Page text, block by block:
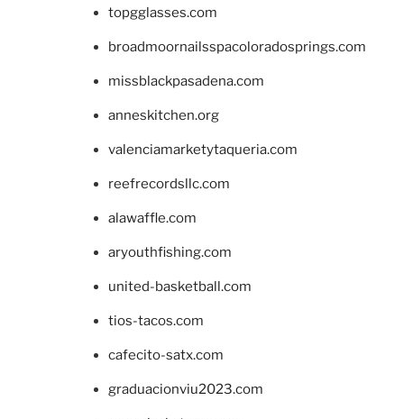
topgglasses.com
broadmoornailsspacoloradosprings.com
missblackpasadena.com
anneskitchen.org
valenciamarketytaqueria.com
reefrecordsllc.com
alawaffle.com
aryouthfishing.com
united-basketball.com
tios-tacos.com
cafecito-satx.com
graduacionviu2023.com